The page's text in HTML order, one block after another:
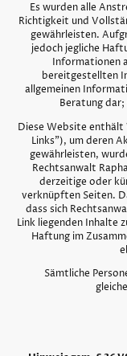
Es wurden alle
Richtigkeit und
gewährleisten.
jedoch jegliche
Informationen
bereitgestellten
allgemeinen
Beratung dar;
Diese Website
Links"), um deren
gewährleisten,
Rechtsanwalt
derzeitige oder
verknüpften Seiten.
dass sich
Link liegenden Inhalte
Haftung im
Sämtliche